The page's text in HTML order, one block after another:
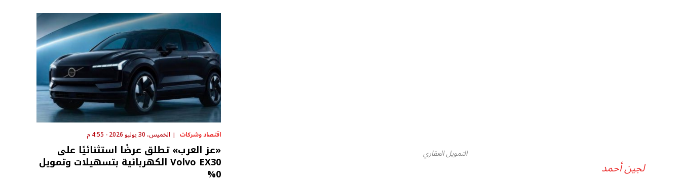
التمويل العقاري
لجين أحمد
اقتصاد وشركات الخميس، 30 يوليو 2026 - 4:55 م
«عز العرب» تطلق عرضًا استثنائيًا على
Volvo EX30 الكهربائية بتسهيلات وتمويل
0%